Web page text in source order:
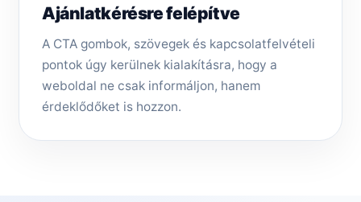
Ajánlatkérésre felépítve
A CTA gombok, szövegek és kapcsolatfelvételi
pontok úgy kerülnek kialakításra, hogy a
weboldal ne csak informáljon, hanem
érdeklődőket is hozzon.